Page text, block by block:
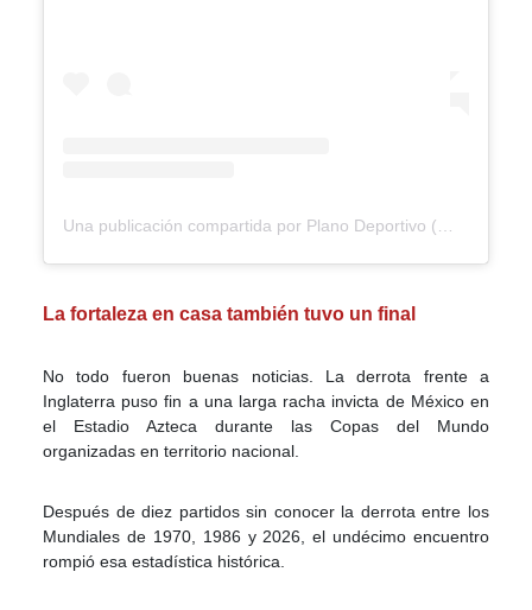
La fortaleza en casa también tuvo un final
No todo fueron buenas noticias. La derrota frente a
Inglaterra puso fin a una larga racha invicta de México en
el Estadio Azteca durante las Copas del Mundo
organizadas en territorio nacional.
Después de diez partidos sin conocer la derrota entre los
Mundiales de 1970, 1986 y 2026, el undécimo encuentro
rompió esa estadística histórica.